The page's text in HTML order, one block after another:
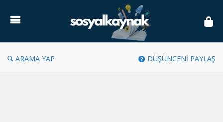
Kaynak
ARAMA YAP DÜŞÜNCENİ PAYLAŞ